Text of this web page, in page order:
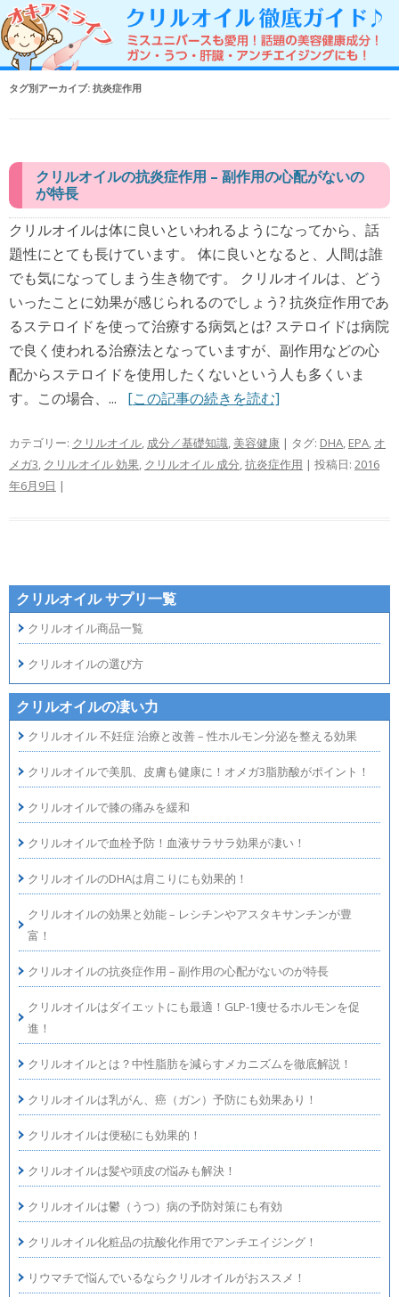
タグ別アーカイブ: 抗炎症作用
クリルオイルの抗炎症作用 – 副作用の心配がないの
が特長
クリルオイルは体に良いといわれるようになってから、話
題性にとても長けています。 体に良いとなると、人間は誰
でも気になってしまう生き物です。 クリルオイルは、どう
いったことに効果が感じられるのでしょう? 抗炎症作用であ
るステロイドを使って治療する病気とは? ステロイドは病院
で良く使われる治療法となっていますが、副作用などの心
配からステロイドを使用したくないという人も多くいま
す。この場合、... [この記事の続きを読む]
カテゴリー: クリルオイル, 成分／基礎知識, 美容健康 | タグ: DHA, EPA, オ
メガ3, クリルオイル 効果, クリルオイル 成分,抗炎症作用 | 投稿日: 2016
年6月9日 |
クリルオイル サプリ一覧
クリルオイル商品一覧
クリルオイルの選び方
クリルオイルの凄い力
クリルオイル 不妊症 治療と改善 – 性ホルモン分泌を整える効果
クリルオイルで美肌、皮膚も健康に！オメガ3脂肪酸がポイント！
クリルオイルで膝の痛みを緩和
クリルオイルで血栓予防！血液サラサラ効果が凄い！
クリルオイルのDHAは肩こりにも効果的！
クリルオイルの効果と効能 – レシチンやアスタキサンチンが豊
富！
クリルオイルの抗炎症作用 – 副作用の心配がないのが特長
クリルオイルはダイエットにも最適！GLP-1痩せるホルモンを促
進！
クリルオイルとは？中性脂肪を減らすメカニズムを徹底解説！
クリルオイルは乳がん、癌（ガン）予防にも効果あり！
クリルオイルは便秘にも効果的！
クリルオイルは髪や頭皮の悩みも解決！
クリルオイルは鬱（うつ）病の予防対策にも有効
クリルオイル化粧品の抗酸化作用でアンチエイジング！
リウマチで悩んでいるならクリルオイルがおススメ！